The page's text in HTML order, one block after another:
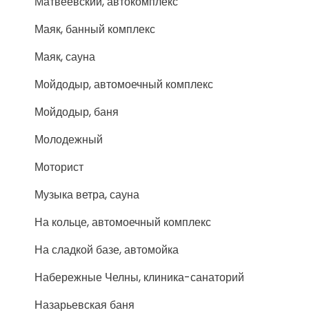
Маяк, банный комплекс
Маяк, сауна
Мойдодыр, автомоечный комплекс
Мойдодыр, баня
Молодежный
Моторист
Музыка ветра, сауна
На кольце, автомоечный комплекс
На сладкой базе, автомойка
Набережные Челны, клиника-санаторий
Назарьевская баня